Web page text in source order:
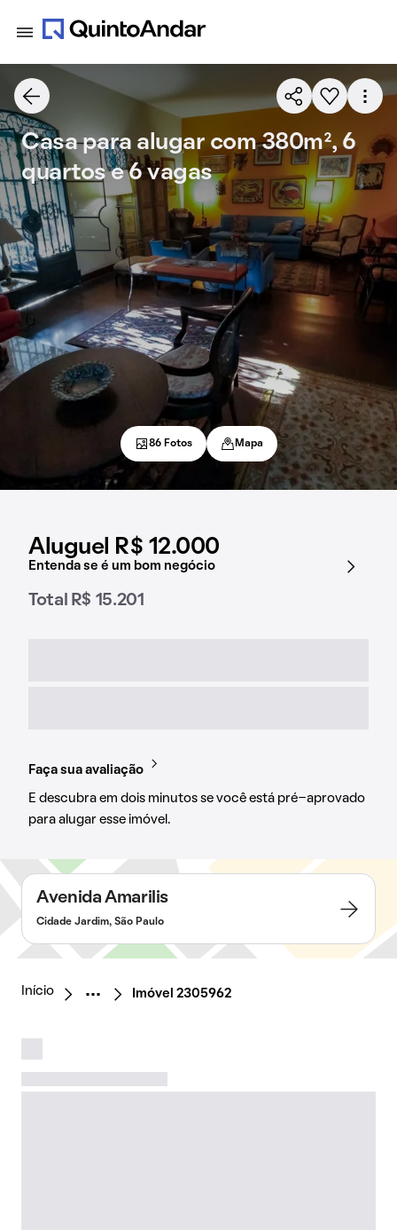
Aluguel R$ 12.000
Entenda se é um bom negócio
Total R$ 15.201
Faça sua avaliação
E descubra em dois minutos se você está pré-aprovado
para alugar esse imóvel.
Casa para alugar com 380m², 6
quartos e 6 vagas
86 Fotos Mapa
Avenida Amarilis
Cidade Jardim, São Paulo
Início Imóvel 2305962